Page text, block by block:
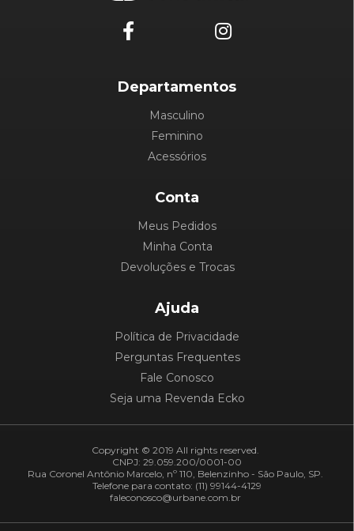
Departamentos
Masculino
Feminino
Acessórios
Conta
Meus Pedidos
Minha Conta
Devoluções e Trocas
Ajuda
Política de Privacidade
Perguntas Frequentes
Fale Conosco
Seja uma Revenda Ecko
Copyright © 2019 All rights reserved.
CNPJ: 29.059.200/0001-00
Rua Coronel Antônio Marcelo, nº 110, Belenzinho - São Paulo, SP.
Telefone para contato: (11) 99144-4129
faleconosco@urbane.com.br